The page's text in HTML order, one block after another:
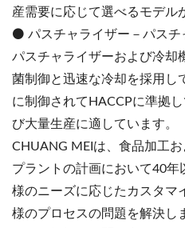
産需要に応じて選べるモデル
⚫️ パスチャライザー－パスチ
パスチャライザーおよび冷却
菌制御と迅速な冷却を採用し
に制御されてHACCPに準拠
び大量生産に適しています。
CHUANG MEIは、食品加工
プラントの計画において40
様のニーズに応じたカスタマ
様のプロセスの問題を解決し